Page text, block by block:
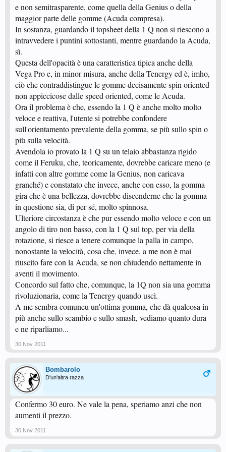
e non semitrasparente, come quella della Genius o della
maggior parte delle gomme (Acuda compresa).
In sostanza, guardando il topsheet della 1 Q non si riescono a
intravvedere i puntini sottostanti, mentre guardando la Acuda,
sì.
Questa dell'opacità è una caratteristica tipica anche della
Vega Pro e, in minor misura, anche della Tenergy ed è, imho,
ciò che contraddistingue le gomme decisamente spin oriented
non appiccicose dalle speed oriented, come le Acuda.
Ora il problema è che, essendo la 1 Q è anche molto molto
veloce e reattiva, l'utente si potrebbe confondere
sull'orientamento prevalente della gomma, se più sullo spin o
più sulla velocità.
Avendola io provato la 1 Q su un telaio abbastanza rigido
come il Feruku, che, teoricamente, dovrebbe caricare meno (e
infatti con altre gomme come la Genius, non caricava
granché) e constatato che invece, anche con esso, la gomma
gira che è una bellezza, dovrebbe discenderne che la gomma
in questione sia, di per sé, molto spinnosa.
Ulteriore circostanza è che pur essendo molto veloce e con un
angolo di tiro non basso, con la 1 Q sul top, per via della
rotazione, si riesce a tenere comunque la palla in campo,
nonostante la velocità, cosa che, invece, a me non è mai
riuscito fare con la Acuda, se non chiudendo nettamente in
aventi il movimento.
Concordo sul fatto che, comunque, la 1Q non sia una gomma
rivoluzionaria, come la Tenergy quando uscì.
A me sembra comuneu un'ottima gomma, che dà qualcosa in
più anche sullo scambio e sullo smash, vediamo quanto dura
e ne riparliamo...
30 Nov 2011
Bombarolo
D'un'altra razza
Confermo 30 euro. Ne vale la pena, speriamo anzi che non
aumenti il prezzo.
30 Nov 2011